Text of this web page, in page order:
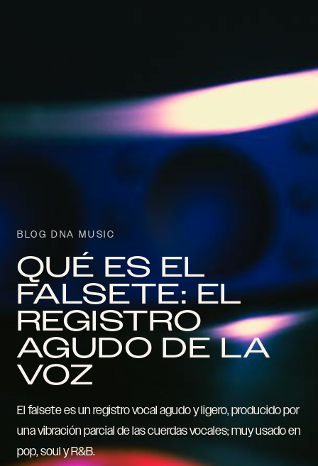
BLOG DNA MUSIC
QUÉ ES EL
FALSETE: EL
REGISTRO
AGUDO DE LA
VOZ
El falsete es un registro vocal agudo y ligero, producido por
una vibración parcial de las cuerdas vocales; muy usado en
pop, soul y R&B.